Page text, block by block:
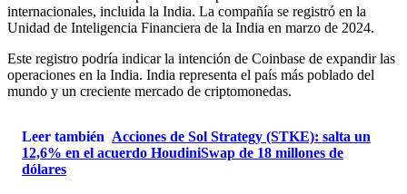
internacionales, incluida la India. La compañía se registró en la
Unidad de Inteligencia Financiera de la India en marzo de 2024.
Este registro podría indicar la intención de Coinbase de expandir las
operaciones en la India. India representa el país más poblado del
mundo y un creciente mercado de criptomonedas.
Leer también Acciones de Sol Strategy (STKE): salta un
12,6% en el acuerdo HoudiniSwap de 18 millones de
dólares